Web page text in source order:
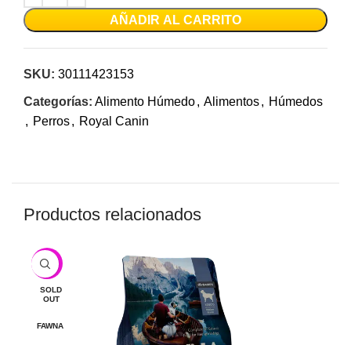
AÑADIR AL CARRITO
SKU: 30111423153
Categorías: Alimento Húmedo, Alimentos, Húmedos
, Perros, Royal Canin
Productos relacionados
-9%
SOLD
OUT
FAWNA